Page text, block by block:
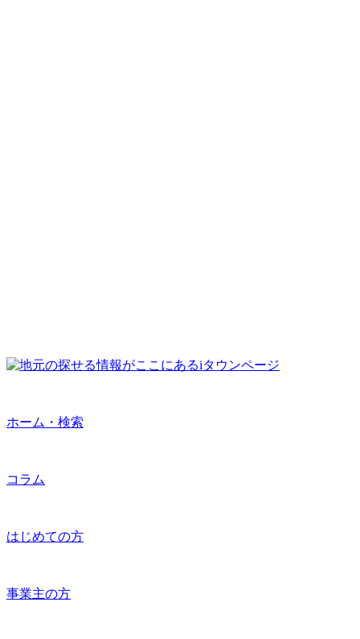
ホーム・検索
コラム
はじめての方
事業主の方